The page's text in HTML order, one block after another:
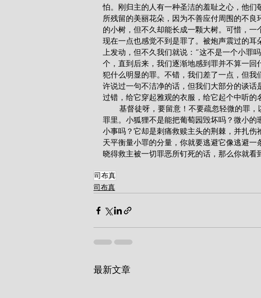
怕。刚归主的人有一种圣洁的羞耻之心，他
所残留的美丽花朵，因为不善应付周围的不
的小树，但不久却能长成一颗大树。可惜，一
现在一点也感觉不到是罪了。被炮声震过的
上发动，但不久我们就说：“这不是一个小罪
个，直到后来，我们逐渐地感到罪并不算一
犯什么明显的罪。不错，我们差了一点，但
许说过一句不洁净的话，但我们大部分的谈
过错，给它穿起雅观的衣服，给它起个中听的
罪里。小狐狸不是能把葡萄园毁坏吗？微小
小事吗？它却是刺痛救赎主头的荆棘，并扎
天平衡量小罪的分量，你就要逃避它像逃避
晓得救主被一切罪恶所钉死的话，那么你就看
司布真
司布真
最新文章